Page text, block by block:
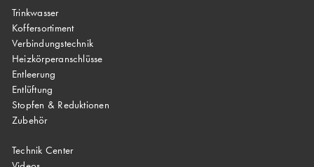
Trinkwasser
Koffersortiment
Verbindungstechnik
Heizkörperanschlüsse
Entleerung
Entlüftung
Stopfen & Reduktionen
Zubehör
Technik Center